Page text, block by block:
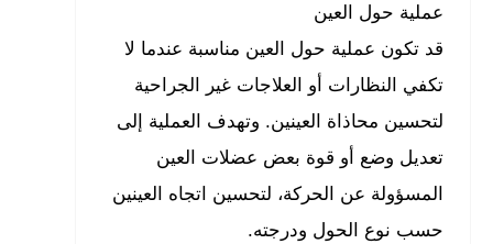
عملية حول العين
قد تكون عملية حول العين مناسبة عندما لا
تكفي النظارات أو العلاجات غير الجراحية
لتحسين محاذاة العينين. وتهدف العملية إلى
تعديل وضع أو قوة بعض عضلات العين
المسؤولة عن الحركة، لتحسين اتجاه العينين
حسب نوع الحول ودرجته.